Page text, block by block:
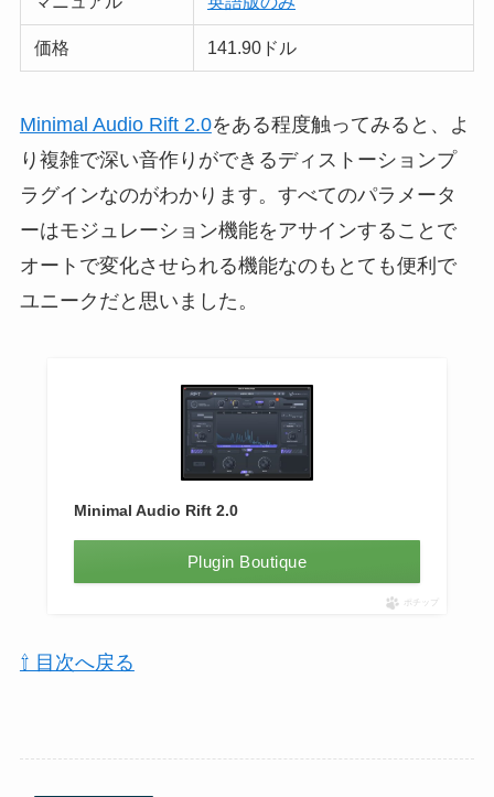
価格 141.90ドル
Minimal Audio Rift 2.0をある程度触ってみると、よ
り複雑で深い音作りができるディストーションプ
ラグインなのがわかります。すべてのパラメータ
ーはモジュレーション機能をアサインすることで
オートで変化させられる機能なのもとても便利で
ユニークだと思いました。
Minimal Audio Rift 2.0
Plugin Boutique
ポチップ
⇧ 目次へ戻る